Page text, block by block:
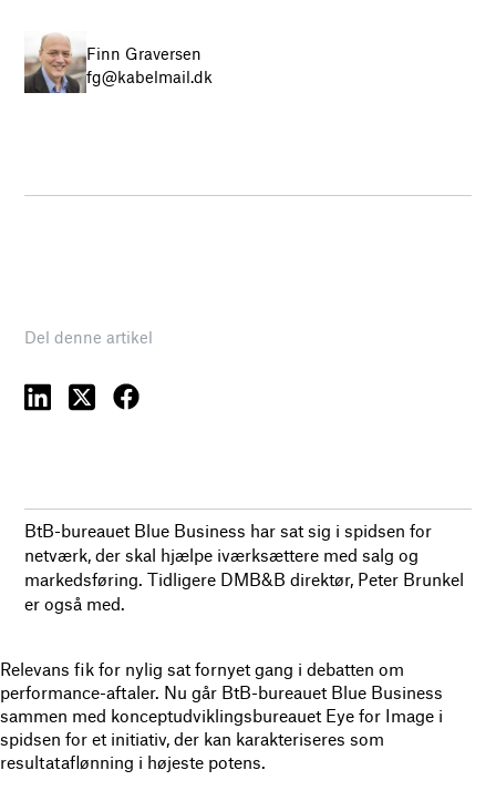
Finn Graversen
fg@kabelmail.dk
Del denne artikel
BtB-bureauet Blue Business har sat sig i spidsen for
netværk, der skal hjælpe iværksættere med salg og
markedsføring. Tidligere DMB&B direktør, Peter Brunkel
er også med.
Relevans fik for nylig sat fornyet gang i debatten om
performance-aftaler. Nu går BtB-bureauet Blue Business
sammen med konceptudviklingsbureauet Eye for Image i
spidsen for et initiativ, der kan karakteriseres som
resultataflønning i højeste potens.